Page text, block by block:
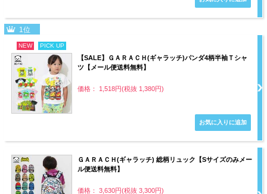
1位
NEW PICK UP
【SALE】ＧＡＲＡＣＨ(ギャラッチ)パンダ4柄半袖Ｔシャ
ツ【メール便送料無料】
価格： 1,518円(税抜 1,380円)
ＧＡＲＡＣＨ(ギャラッチ) 総柄リュック【Sサイズのみメー
ル便送料無料】
価格： 3,630円(税抜 3,300円)